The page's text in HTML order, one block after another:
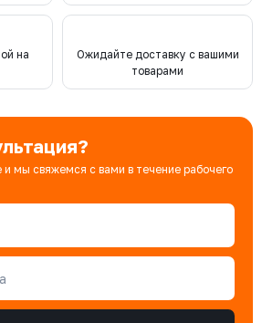
на
Ожидайте доставку с вашими
товарами
и мы свяжемся с вами в течение рабочего